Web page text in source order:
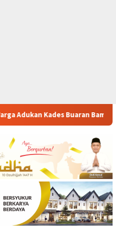
Atas Dugaan Pungutan Liar